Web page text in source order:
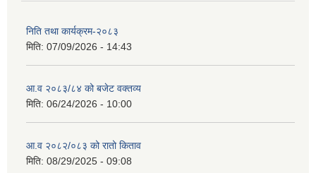
निति तथा कार्यक्रम-२०८३
मिति: 07/09/2026 - 14:43
आ.व २०८३/८४ को बजेट वक्तव्य
मिति: 06/24/2026 - 10:00
आ.व २०८२/०८३ को रातो किताव
मिति: 08/29/2025 - 09:08